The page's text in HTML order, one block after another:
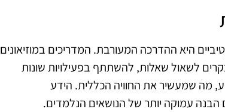
היא ההדרכה המעורבת. המדריכים במוזיאונים
לשאול שאלות, להשתתף בפעילויות שונות
מה שמעשיר את החוויה הכללית. הידע
עמוקה יותר של הנושאים הנלמדים.